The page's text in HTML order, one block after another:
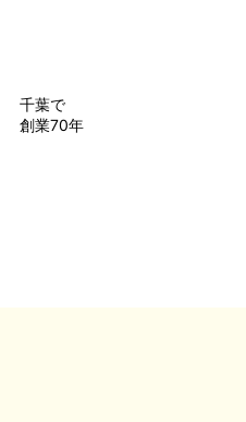
千葉で
創業70年